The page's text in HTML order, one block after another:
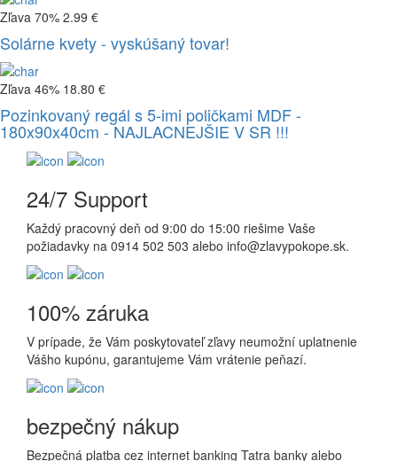
Zľava 70% 2.99 €
Solárne kvety - vyskúšaný tovar!
Zľava 46% 18.80 €
Pozinkovaný regál s 5-imi poličkami MDF -
180x90x40cm - NAJLACNEJŠIE V SR !!!
24/7 Support
Každý pracovný deň od 9:00 do 15:00 riešime Vaše
požiadavky na 0914 502 503 alebo info@zlavypokope.sk.
100% záruka
V prípade, že Vám poskytovateľ zľavy neumožní uplatnenie
Vášho kupónu, garantujeme Vám vrátenie peňazí.
bezpečný nákup
Bezpečná platba cez internet banking Tatra banky alebo